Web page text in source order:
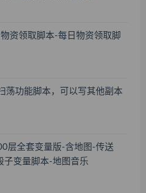
资领取脚本-每日物资领取脚
荡功能脚本，可以写其他副本
层全套变量版-含地图-传送
子变量脚本-地图音乐